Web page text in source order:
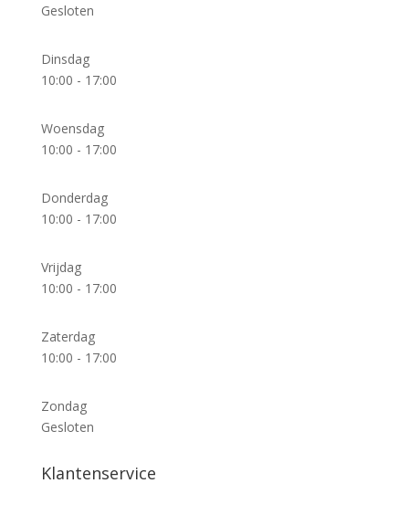
Gesloten
Dinsdag
10:00 - 17:00
Woensdag
10:00 - 17:00
Donderdag
10:00 - 17:00
Vrijdag
10:00 - 17:00
Zaterdag
10:00 - 17:00
Zondag
Gesloten
Klantenservice